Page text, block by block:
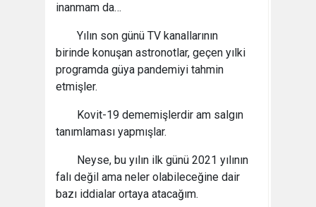
inanmam da…
Yılın son günü TV kanallarının
birinde konuşan astronotlar, geçen yılki
programda güya pandemiyi tahmin
etmişler.
Kovit-19 dememişlerdir am salgın
tanımlaması yapmışlar.
Neyse, bu yılın ilk günü 2021 yılının
falı değil ama neler olabileceğine dair
bazı iddialar ortaya atacağım.